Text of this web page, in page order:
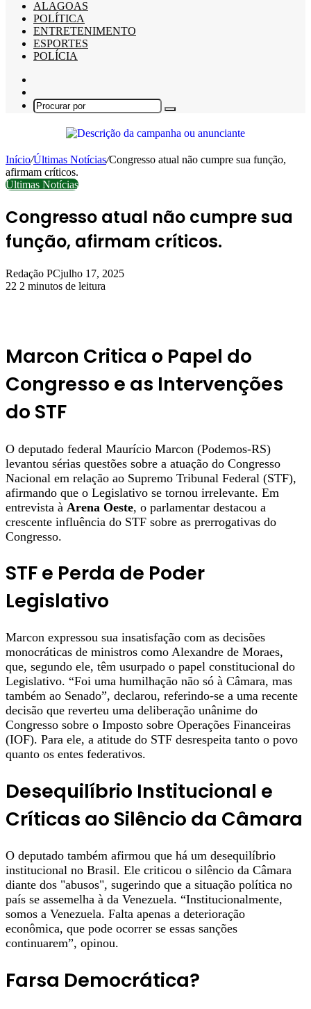
ALAGOAS
POLÍTICA
ENTRETENIMENTO
ESPORTES
POLÍCIA
skin
Procurar
Início/Últimas Notícias/Congresso atual não cumpre sua função,
afirmam críticos.
Últimas Notícias
Congresso atual não cumpre sua
função, afirmam críticos.
Redação PCjulho 17, 2025
22 2 minutos de leitura
Marcon Critica o Papel do
Congresso e as Intervenções
do STF
O deputado federal Maurício Marcon (Podemos-RS)
levantou sérias questões sobre a atuação do Congresso
Nacional em relação ao Supremo Tribunal Federal (STF),
afirmando que o Legislativo se tornou irrelevante. Em
entrevista à Arena Oeste, o parlamentar destacou a
crescente influência do STF sobre as prerrogativas do
Congresso.
STF e Perda de Poder
Legislativo
Marcon expressou sua insatisfação com as decisões
monocráticas de ministros como Alexandre de Moraes,
que, segundo ele, têm usurpado o papel constitucional do
Legislativo. “Foi uma humilhação não só à Câmara, mas
também ao Senado”, declarou, referindo-se a uma recente
decisão que reverteu uma deliberação unânime do
Congresso sobre o Imposto sobre Operações Financeiras
(IOF). Para ele, a atitude do STF desrespeita tanto o povo
quanto os entes federativos.
Desequilíbrio Institucional e
Críticas ao Silêncio da Câmara
O deputado também afirmou que há um desequilíbrio
institucional no Brasil. Ele criticou o silêncio da Câmara
diante dos "abusos", sugerindo que a situação política no
país se assemelha à da Venezuela. “Institucionalmente,
somos a Venezuela. Falta apenas a deterioração
econômica, que pode ocorrer se essas sanções
continuarem”, opinou.
Farsa Democrática?